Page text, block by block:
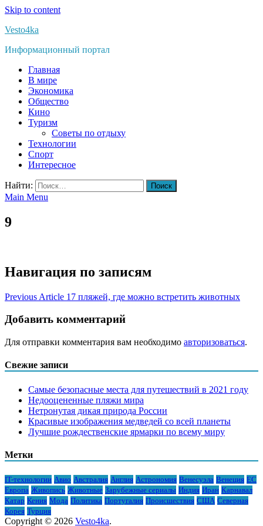
Skip to content
Vesto4ka
Информационный портал
Главная
В мире
Экономика
Общество
Кино
Туризм
Советы по отдыху
Технологии
Спорт
Интересное
Найти:
Main Menu
9
Навигация по записям
Previous Article 17 пляжей, где можно встретить животных
Добавить комментарий
Для отправки комментария вам необходимо авторизоваться.
Свежие записи
Самые безопасные места для путешествий в 2021 году
Недооцененные пляжи мира
Нетронутая дикая природа России
Красивые изображения медведей со всей планеты
Лучшие рождественские ярмарки по всему миру
Метки
IT-технологии Авио Австралия Англия Астрономия Венесуэла Венеция ЕС
Европа Живопись Животные Зарубежные сериалы Индия Иран Карнавал
Катар Кения Мода Политика Португалия Происшествия США Северная
Корея Турция
Copyright © 2026 Vesto4ka.